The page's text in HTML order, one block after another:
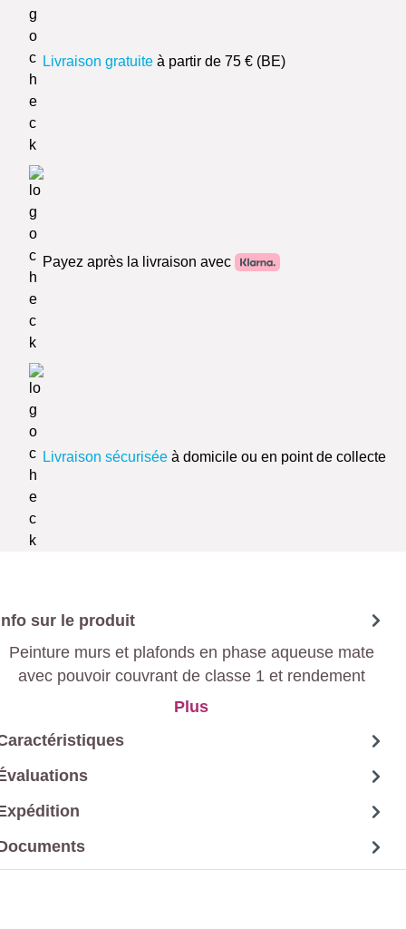
Livraison gratuite à partir de 75 € (BE)
Payez après la livraison avec
Livraison sécurisée à domicile ou en point de collecte
sur le produit
Peinture murs et plafonds en phase aqueuse mate
avec pouvoir couvrant de classe 1 et rendement
élevé à base d'une dispersion 100% acrylique pour
Plus